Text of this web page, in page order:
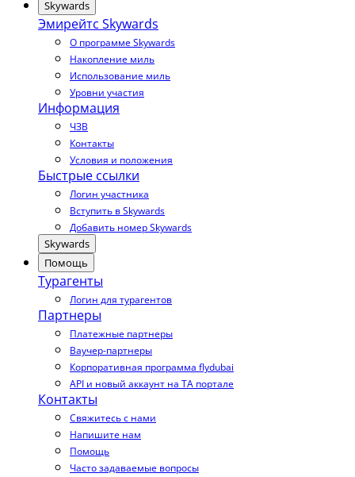
Skywards
Эмирейтс Skywards
О программе Skywards
Накопление миль
Использование миль
Уровни участия
Информация
ЧЗВ
Контакты
Условия и положения
Быстрые ссылки
Логин участника
Вступить в Skywards
Добавить номер Skywards
Skywards
Помощь
Турагенты
Логин для турагентов
Партнеры
Платежные партнеры
Ваучер-партнеры
Корпоративная программа flydubai
API и новый аккаунт на TA портале
Контакты
Свяжитесь с нами
Напишите нам
Помощь
Часто задаваемые вопросы